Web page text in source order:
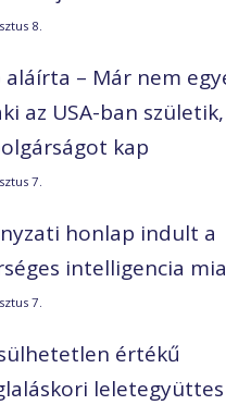
8.
– Már nem
az USA-ban születik,
kap
7.
honlap indult a
intelligencia
7.
értékű